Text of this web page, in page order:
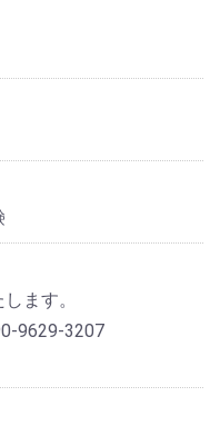
ます。
9629-3207